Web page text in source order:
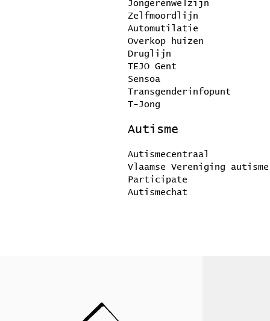
Jongerenwelzijn
Zelfmoordlijn
Automutilatie
Overkop huizen
Druglijn
TEJO Gent
Sensoa
Transgenderinfopunt
T-Jong
Autisme
Autismecentraal
Vlaamse Vereniging autisme
Participate
Autismechat